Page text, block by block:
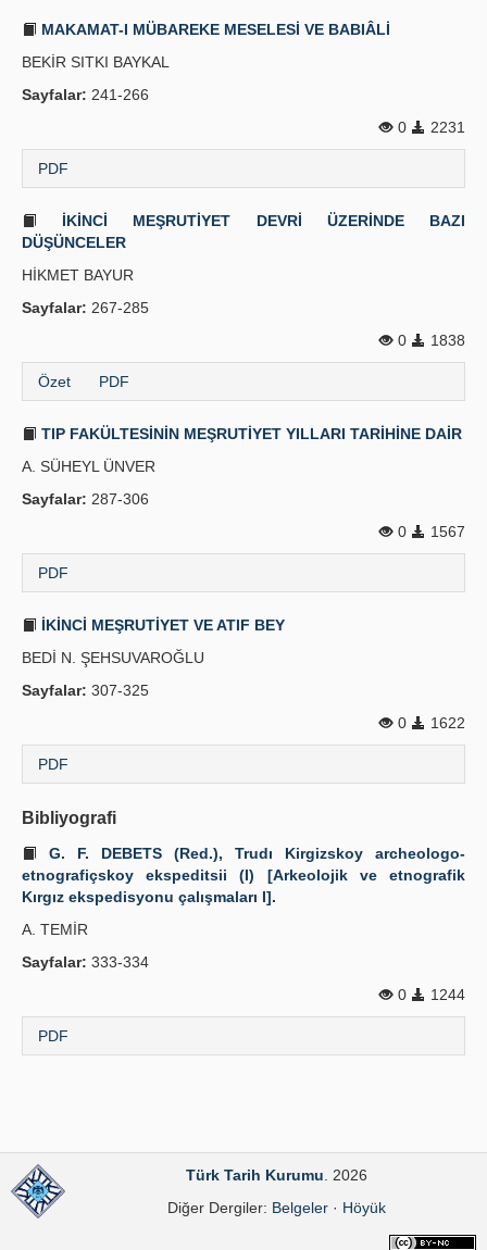
MAKAMAT-I MÜBAREKE MESELESİ VE BABIÂLİ
BEKİR SITKI BAYKAL
Sayfalar: 241-266
0
2231
PDF
İKİNCİ MEŞRUTİYET DEVRİ ÜZERİNDE BAZI
DÜŞÜNCELER
HİKMET BAYUR
Sayfalar: 267-285
0
1838
Özet PDF
TIP FAKÜLTESİNİN MEŞRUTİYET YILLARI TARİHİNE DAİR
A. SÜHEYL ÜNVER
Sayfalar: 287-306
0
1567
PDF
İKİNCİ MEŞRUTİYET VE ATIF BEY
BEDİ N. ŞEHSUVAROĞLU
Sayfalar: 307-325
0
1622
PDF
Bibliyografi
G. F. DEBETS (Red.), Trudı Kirgizskoy archeologo-
etnografiçskoy ekspeditsii (I) [Arkeolojik ve etnografik
Kırgız ekspedisyonu çalışmaları I].
A. TEMİR
Sayfalar: 333-334
0
1244
PDF
Türk Tarih Kurumu . 2026
Diğer Dergiler: Belgeler· Höyük